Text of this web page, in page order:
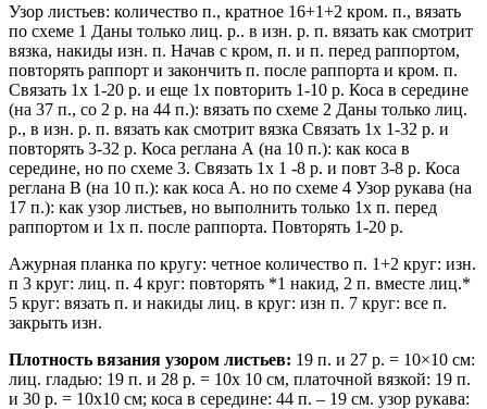
Узор листьев: количество п., кратное 16+1+2 кром. п., вязать
по схеме 1 Даны только лиц. р.. в изн. р. п. вязать как смотрит
вязка, накиды изн. п. Начав с кром, п. и п. перед раппортом,
повторять раппорт и закончить п. после раппорта и кром. п.
Связать 1х 1-20 р. и еще 1х повторить 1-10 р. Коса в середине
(на 37 п., со 2 р. на 44 п.): вязать по схеме 2 Даны только лиц.
р., в изн. р. п. вязать как смотрит вязка Связать 1х 1-32 р. и
повторять 3-32 р. Коса реглана А (на 10 п.): как коса в
середине, но по схеме 3. Связать 1х 1 -8 р. и повт 3-8 р. Коса
реглана В (на 10 п.): как коса А. но по схеме 4 Узор рукава (на
17 п.): как узор листьев, но выполнить только 1х п. перед
раппортом и 1х п. после раппорта. Повторять 1-20 р.
Ажурная планка по кругу: четное количество п. 1+2 круг: изн.
п 3 круг: лиц. п. 4 круг: повторять *1 накид, 2 п. вместе лиц.*
5 круг: вязать п. и накиды лиц. в круг: изн п. 7 круг: все п.
закрыть изн.
Плотность вязания узором листьев: 19 п. и 27 р. = 10×10 см:
лиц. гладью: 19 п. и 28 р. = 10х 10 см, платочной вязкой: 19 п.
и 30 р. = 10х10 см; коса в середине: 44 п. – 19 см. узор рукава: